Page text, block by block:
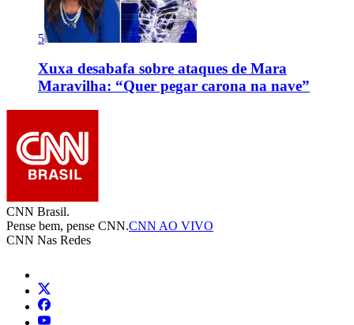
5
Xuxa desabafa sobre ataques de Mara
Maravilha: “Quer pegar carona na nave”
CNN Brasil.
Pense bem, pense CNN.CNN AO VIVO
CNN Nas Redes